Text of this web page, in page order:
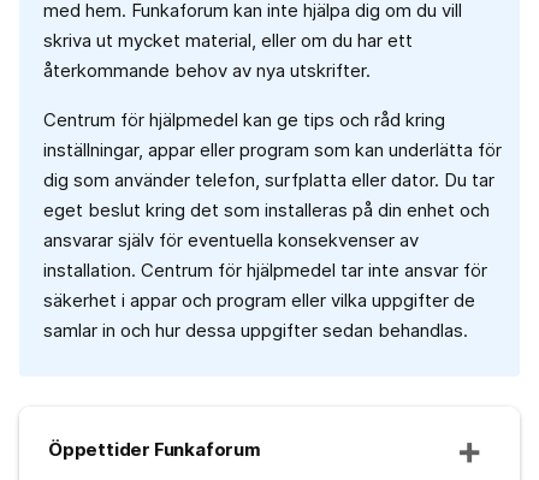
med hem. Funkaforum kan inte hjälpa dig om du vill
skriva ut mycket material, eller om du har ett
återkommande behov av nya utskrifter.
Centrum för hjälpmedel kan ge tips och råd kring
inställningar, appar eller program som kan underlätta för
dig som använder telefon, surfplatta eller dator. Du tar
eget beslut kring det som installeras på din enhet och
ansvarar själv för eventuella konsekvenser av
installation. Centrum för hjälpmedel tar inte ansvar för
säkerhet i appar och program eller vilka uppgifter de
samlar in och hur dessa uppgifter sedan behandlas.
Öppettider Funkaforum